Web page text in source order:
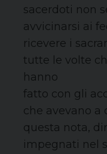
sacerdoti non
avvicinarsi ai
ricevere i
tutte le volte
hanno
fatto con gli
che avevano a
questa nota,
impegnati nel